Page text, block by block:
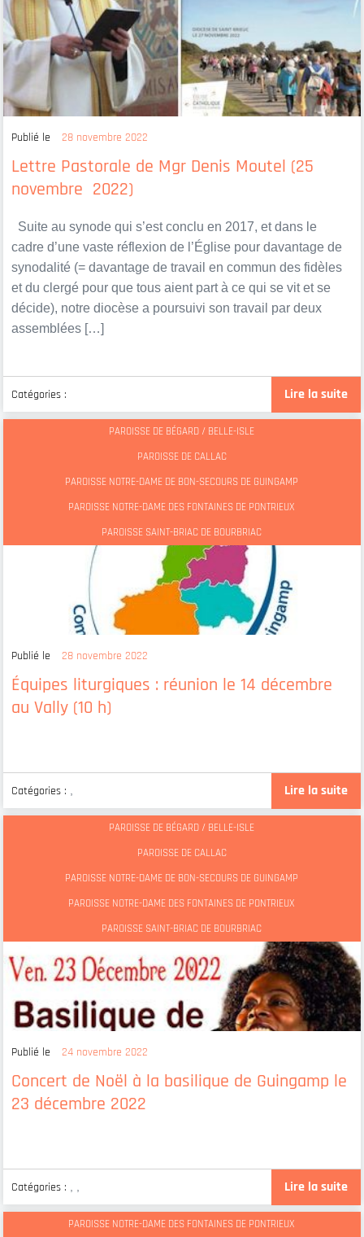
Lettre Pastorale de Mgr Denis Moutel (25
novembre 2022)
Publié le 28 novembre 2022
Suite au synode qui s’est conclu en 2017, et dans le
cadre d’une vaste réflexion de l’Église pour davantage de
synodalité (= davantage de travail en commun des fidèles
et du clergé pour que tous aient part à ce qui se vit et se
décide), notre diocèse a poursuivi son travail par deux
assemblées […]
Lire la suite
Catégories :
PAROISSE DE BÉGARD / BELLE-ISLE
PAROISSE DE CALLAC
PAROISSE NOTRE-DAME DE BON-SECOURS DE GUINGAMP
PAROISSE NOTRE-DAME DES FONTAINES DE PONTRIEUX
PAROISSE SAINT-BRIAC DE BOURBRIAC
Équipes liturgiques : réunion le 14 décembre
au Vally (10 h)
Publié le 28 novembre 2022
Lire la suite
Catégories : ,
PAROISSE DE BÉGARD / BELLE-ISLE
PAROISSE DE CALLAC
PAROISSE NOTRE-DAME DE BON-SECOURS DE GUINGAMP
PAROISSE NOTRE-DAME DES FONTAINES DE PONTRIEUX
PAROISSE SAINT-BRIAC DE BOURBRIAC
Concert de Noël à la basilique de Guingamp le
23 décembre 2022
Publié le 24 novembre 2022
Lire la suite
Catégories : , ,
PAROISSE NOTRE-DAME DES FONTAINES DE PONTRIEUX